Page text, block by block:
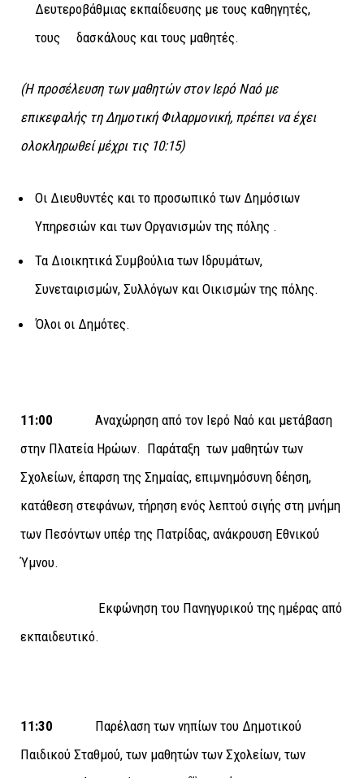
Δευτεροβάθμιας εκπαίδευσης με τους καθηγητές,
τους δασκάλους και τους μαθητές.
(Η προσέλευση των μαθητών στον Ιερό Ναό με
επικεφαλής τη Δημοτική Φιλαρμονική, πρέπει να έχει
ολοκληρωθεί μέχρι τις 10:15)
Οι Διευθυντές και το προσωπικό των Δημόσιων
Υπηρεσιών και των Οργανισμών της πόλης .
Τα Διοικητικά Συμβούλια των Ιδρυμάτων,
Συνεταιρισμών, Συλλόγων και Οικισμών της πόλης.
Όλοι οι Δημότες.
11:00 Αναχώρηση από τον Ιερό Ναό και μετάβαση
στην Πλατεία Ηρώων. Παράταξη των μαθητών των
Σχολείων, έπαρση της Σημαίας, επιμνημόσυνη δέηση,
κατάθεση στεφάνων, τήρηση ενός λεπτού σιγής στη μνήμη
των Πεσόντων υπέρ της Πατρίδας, ανάκρουση Εθνικού
Ύμνου.
Εκφώνηση του Πανηγυρικού της ημέρας από
εκπαιδευτικό.
11:30 Παρέλαση των νηπίων του Δημοτικού
Παιδικού Σταθμού, των μαθητών των Σχολείων, των